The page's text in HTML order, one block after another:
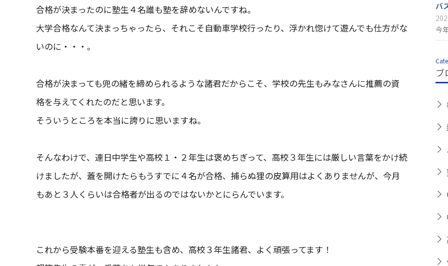
合格が決まったのに塾生４名誰も塾を辞めないんですね。
大学合格なんて決まっちゃったら、それこそ自動車学校行ったり、浮かれ惚けて遊んでも仕方がな
いのに・・・。
合格が決まっても兜の緒を締められるような諸君だからこそ、学校の先生もみなさんに推薦の資
格を与えてくれたのだと思います。
そういうところを本当に誇りに思いますね。
そんなわけで、連日中学生や高校１・２年生は褒めちぎって、高校３年生には厳しい言葉をかけ続
けましたが、蓋を開けたらもうすでに４名が合格、捕らぬ狸の皮算用はよくありませんが、今月
もあと３人くらいは合格者が出るのではないかとにらんでいます。
これから受験本番を迎える塾生も含め、高校３年生諸君、よく頑張ってます！
バ
今
ブ